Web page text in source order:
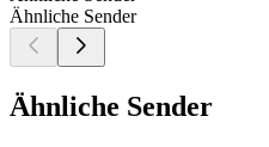
Ähnliche Sender
Ähnliche Sender